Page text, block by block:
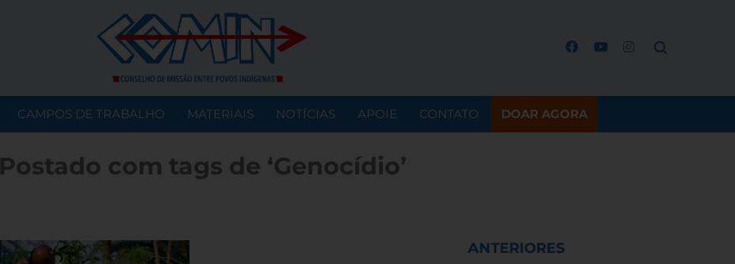
CAMPOS DE TRABALHO MATERIAIS NOTÍCIAS APOIE CONTATO DOAR AGORA
Postado com tags de ‘Genocídio’
ANTERIORES